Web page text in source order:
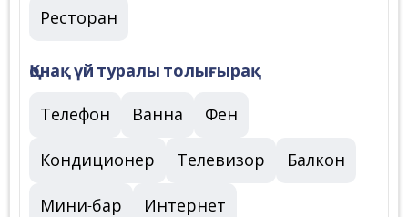
Ресторан
Қонақ үй туралы толығырақ
Телефон Ванна Фен
Кондиционер Телевизор Балкон
Мини-бар Интернет